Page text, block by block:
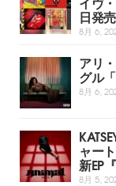
日発
8月 6,
アリ
グル
8月 6,
ャー
新EP
8月 5,